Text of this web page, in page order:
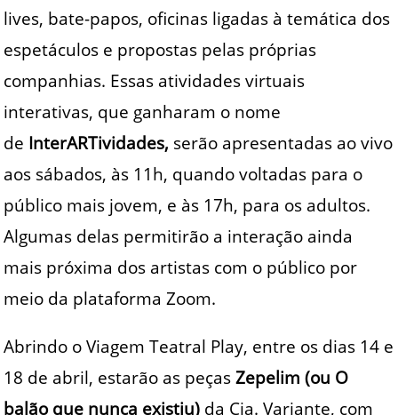
lives, bate-papos, oficinas ligadas à temática dos
espetáculos e propostas pelas próprias
companhias. Essas atividades virtuais
interativas, que ganharam o nome
de InterARTividades, serão apresentadas ao vivo
aos sábados, às 11h, quando voltadas para o
público mais jovem, e às 17h, para os adultos.
Algumas delas permitirão a interação ainda
mais próxima dos artistas com o público por
meio da plataforma Zoom.
Abrindo o Viagem Teatral Play, entre os dias 14 e
18 de abril, estarão as peçasZepelim (ou O
balão que nunca existiu) da Cia. Variante, com